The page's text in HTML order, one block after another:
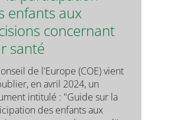
enfants aux
concernant
santé
de l'Europe (COE) vient
en avril 2024, un
intitulé : "Guide sur la
des enfants aux